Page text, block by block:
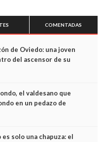
COMENTADAS
de Oviedo: una joven
del ascensor de su
captan sus últimos minutos
el valdesano que
en un pedazo de
es solo una chapuza: el